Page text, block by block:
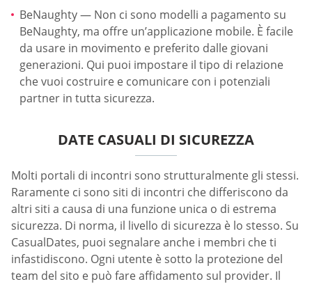
BeNaughty — Non ci sono modelli a pagamento su
BeNaughty, ma offre un’applicazione mobile. È facile
da usare in movimento e preferito dalle giovani
generazioni. Qui puoi impostare il tipo di relazione
che vuoi costruire e comunicare con i potenziali
partner in tutta sicurezza.
DATE CASUALI DI SICUREZZA
Molti portali di incontri sono strutturalmente gli stessi.
Raramente ci sono siti di incontri che differiscono da
altri siti a causa di una funzione unica o di estrema
sicurezza. Di norma, il livello di sicurezza è lo stesso. Su
СasualDates, puoi segnalare anche i membri che ti
infastidiscono. Ogni utente è sotto la protezione del
team del sito e può fare affidamento sul provider. Il